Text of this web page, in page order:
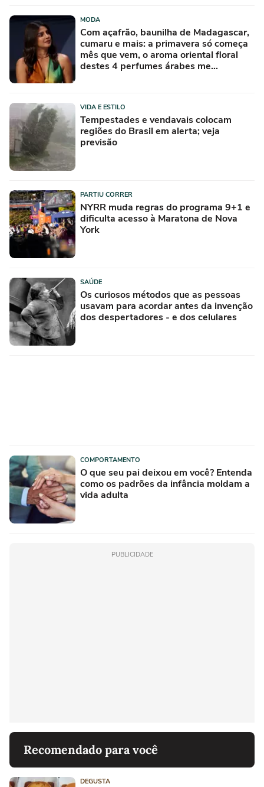
MODA
Com açafrão, baunilha de Madagascar,
cumaru e mais: a primavera só começa
mês que vem, o aroma oriental floral
destes 4 perfumes árabes me
VIDA E ESTILO
Tempestades e vendavais colocam
regiões do Brasil em alerta; veja
previsão
PARTIU CORRER
NYRR muda regras do programa 9+1 e
dificulta acesso à Maratona de Nova
York
SAÚDE
Os curiosos métodos que as pessoas
usavam para acordar antes da invenção
dos despertadores - e dos celulares
COMPORTAMENTO
O que seu pai deixou em você? Entenda
como os padrões da infância moldam a
vida adulta
PUBLICIDADE
Recomendado para você
DEGUSTA